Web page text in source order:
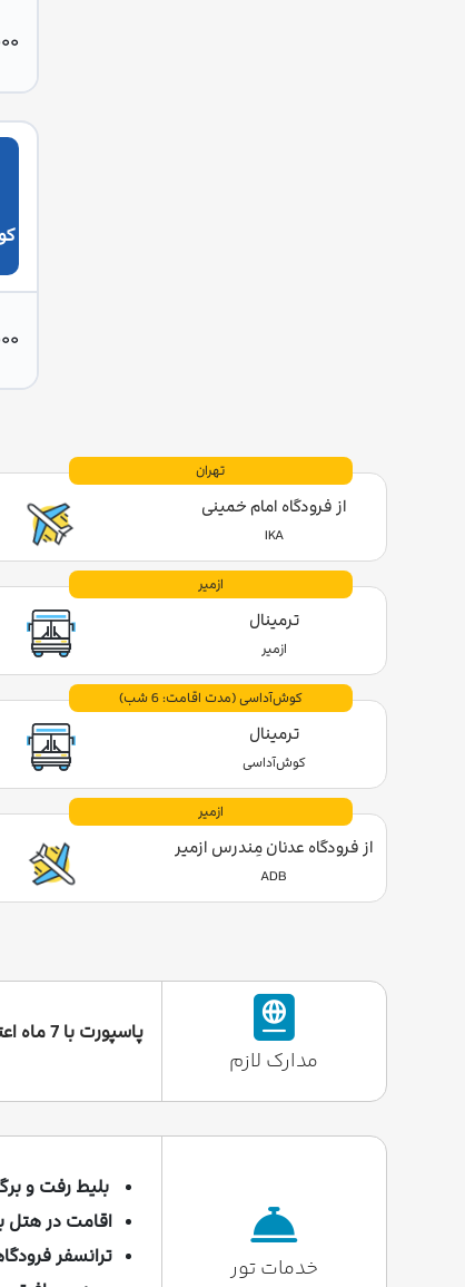
تهران
از فرودگاه امام خمینی
IKA
ازمیر
ترمینال
ازمیر
کوش‌آداسی(مدت اقامت: 6 شب)
ترمینال
کوش‌آداسی
ازمیر
از فرودگاه عدنان مِندرس ازمیر
ADB
مدارک لازم
پاسپورت با 7 ماه اعتبار
خدمات تور
بلیط رفت و
اقامت در هتل
ترانسفر